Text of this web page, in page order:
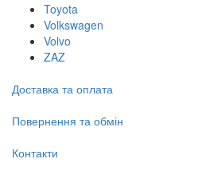
Toyota
Volkswagen
Volvo
ZAZ
Доставка та оплата
Повернення та обмін
Контакти